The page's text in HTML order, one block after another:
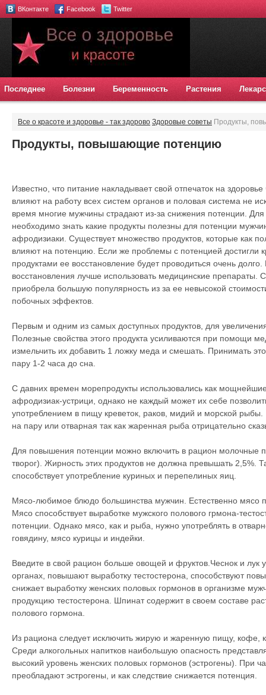
ВКонтакте Facebook Twitter
Последнее Болезни Беременность Растения
Все о красоте и здоровье - так здорово Здоровые советы Продукты,
Продукты, повышающие потенцию
Известно, что питание накладывает свой отпечаток на
влияют на работу всех систем органов и половая система не
время многие мужчины страдают из-за снижения потенции.
необходимо знать какие продукты полезны для потенции
афродизиаки. Существует множество продуктов, которые как
влияют на потенцию. Если же проблемы с потенцией достигли
продуктами ее восстановление будет проводиться очень
восстановления лучше использовать медицинские препараты.
приобрела большую популярность из за ее невысокой
побочных эффектов.
Первым и одним из самых доступных продуктов, для
Полезные свойства этого продукта усиливаются при помощи
измельчить их добавить 1 ложку меда и смешать. Принимать
пару 1-2 часа до сна.
С давних времен морепродукты использовались как
афродизиак-устрици, однако не каждый может их себе
употреблением в пищу креветок, раков, мидий и морской
на пару или отварная так как жаренная рыба отрицательно
Для повышения потенции можно включить в рацион молочные
творог). Жирность этих продуктов не должна превышать 2,5%.
способствует употребление куриных и перепелиных яиц.
Мясо-любимое блюдо большинства мужчин. Естественно мясо
Мясо способствует выработке мужского полового грмона-
потенции. Однако мясо, как и рыба, нужно употреблять в
говядину, мясо курицы и индейки.
Введите в свой рацион больше овощей и фруктов.Чеснок и лук
органах, повышают выработку тестостерона, способствуют
снижает выработку женских половых гормонов в организме
продукцию тестостерона. Шпинат содержит в своем составе
полового гормона.
Из рациона следует исключить жирую и жаренную пищу, кофе,
Среди алкогольных напитков наибольшую опасность
высокий уровень женских половых гормонов (эстрогены). При
преобладают эстрогены, и как следствие снижается потенция.